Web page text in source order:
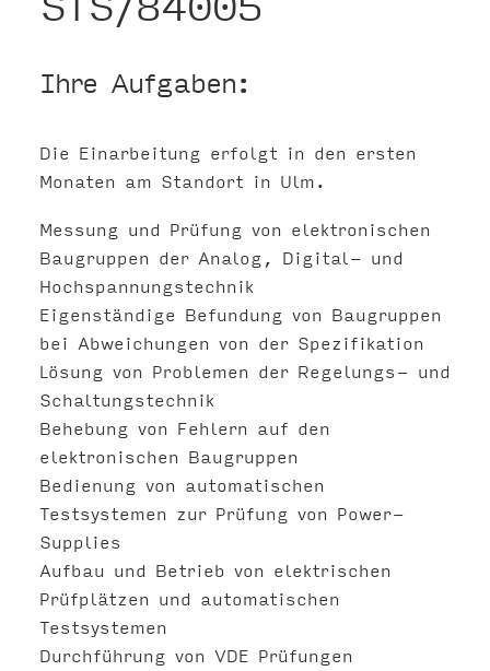
Ihre Aufgaben:
Die Einarbeitung erfolgt in den ersten
Monaten am Standort in Ulm.
Messung und Prüfung von elektronischen
Baugruppen der Analog, Digital- und
Hochspannungstechnik
Eigenständige Befundung von Baugruppen
bei Abweichungen von der Spezifikation
Lösung von Problemen der Regelungs- und
Schaltungstechnik
Behebung von Fehlern auf den
elektronischen Baugruppen
Bedienung von automatischen
Testsystemen zur Prüfung von Power-
Supplies
Aufbau und Betrieb von elektrischen
Prüfplätzen und automatischen
Testsystemen
Durchführung von VDE Prüfungen